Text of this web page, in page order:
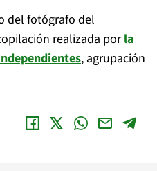
del fotógrafo del
realizada porla
, agrupación